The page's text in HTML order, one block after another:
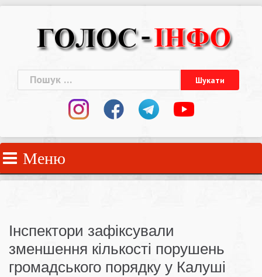
Пошук:
Меню
Інспектори зафіксували
зменшення кількості порушень
громадського порядку у Калуші